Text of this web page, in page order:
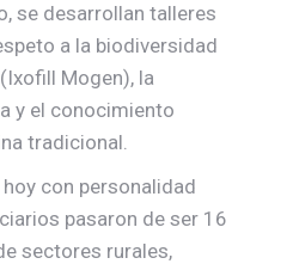
se desarrollan talleres
a la biodiversidad
Mogen), la
y el conocimiento
tradicional.
con personalidad
pasaron de ser 16
sectores rurales,